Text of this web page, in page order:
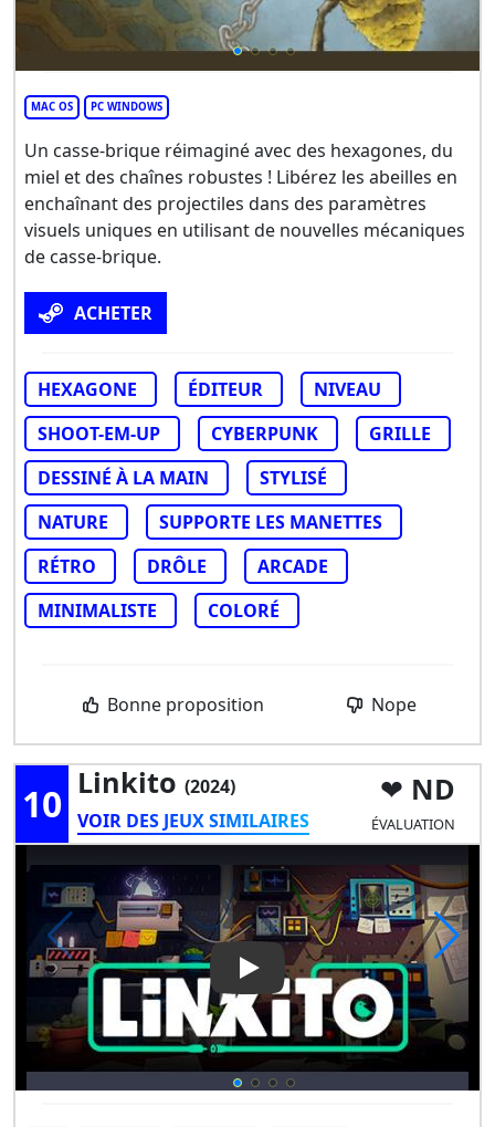
MAC OS PC WINDOWS
Un casse-brique réimaginé avec des hexagones, du
miel et des chaînes robustes ! Libérez les abeilles en
enchaînant des projectiles dans des paramètres
visuels uniques en utilisant de nouvelles mécaniques
de casse-brique.
ACHETER
HEXAGONE ÉDITEUR
NIVEAU
SHOOT-EM-UP
CYBERPUNK
GRILLE
DESSINÉ À LA MAIN
STYLISÉ
NATURE
SUPPORTE LES MANETTES
RÉTRO
DRÔLE
ARCADE
MINIMALISTE
COLORÉ
Bonne proposition Nope
10 Linkito (2024)
VOIR DES JEUX SIMILAIRES
ND
ÉVALUATION
Play Video: Linkito